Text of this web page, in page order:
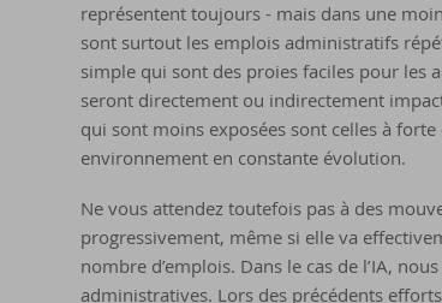
représentent toujours - mais dans une
sont surtout les emplois administratifs
simple qui sont des proies faciles pour les
seront directement ou indirectement
qui sont moins exposées sont celles à
environnement en constante évolution.
Ne vous attendez toutefois pas à des
progressivement, même si elle va
nombre d’emplois. Dans le cas de l’IA,
administratives. Lors des précédents